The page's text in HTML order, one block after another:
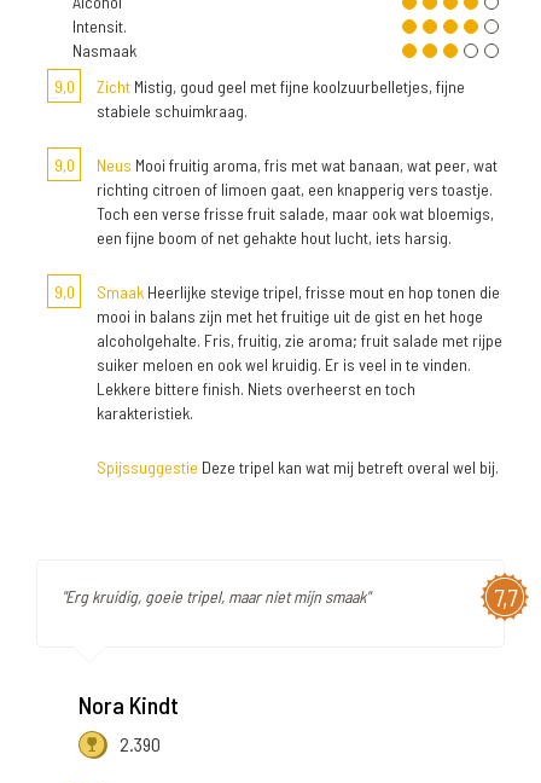
Intensit.
Nasmaak
9,0
Zicht Mistig, goud geel met fijne koolzuurbelletjes, fijne
stabiele schuimkraag.
9,0 Neus Mooi fruitig aroma, fris met wat banaan, wat peer, wat
richting citroen of limoen gaat, een knapperig vers toastje.
Toch een verse frisse fruit salade, maar ook wat bloemigs,
een fijne boom of net gehakte hout lucht, iets harsig.
9,0 Smaak Heerlijke stevige tripel, frisse mout en hop tonen die
mooi in balans zijn met het fruitige uit de gist en het hoge
alcoholgehalte. Fris, fruitig, zie aroma; fruit salade met rijpe
suiker meloen en ook wel kruidig. Er is veel in te vinden.
Lekkere bittere finish. Niets overheerst en toch
karakteristiek.
Spijssuggestie Deze tripel kan wat mij betreft overal wel bij.
7,7
"Erg kruidig, goeie tripel, maar niet mijn smaak"
Nora Kindt
2.390